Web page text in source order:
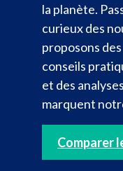
la planète.
curieux des
proposons
conseils
et des
marquent
Comparer